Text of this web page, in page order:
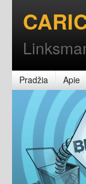
Pradžia Apie